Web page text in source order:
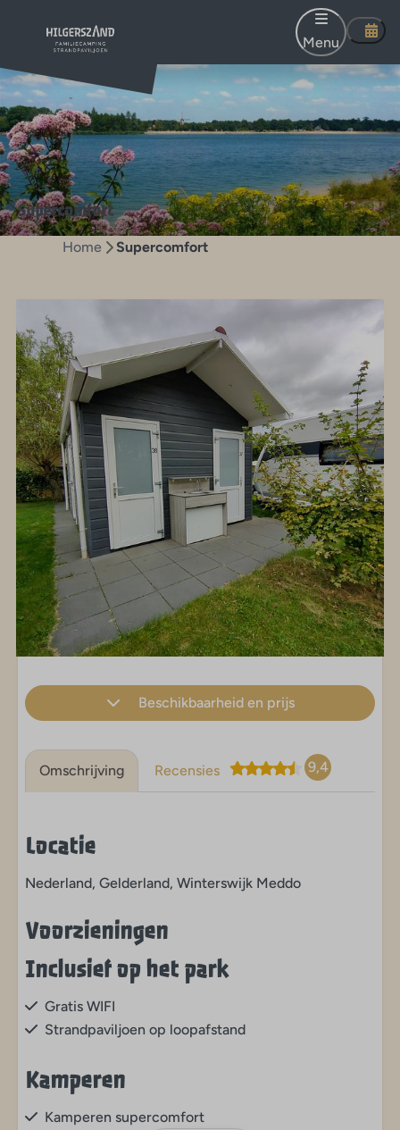
Menu
Supercomfort
Home Supercomfort
Beschikbaarheid en prijs
Omschrijving Recensies 9,4
Locatie
Nederland, Gelderland, Winterswijk Meddo
Voorzieningen
Inclusief op het park
Gratis WIFI
Strandpaviljoen op loopafstand
Kamperen
Kamperen supercomfort